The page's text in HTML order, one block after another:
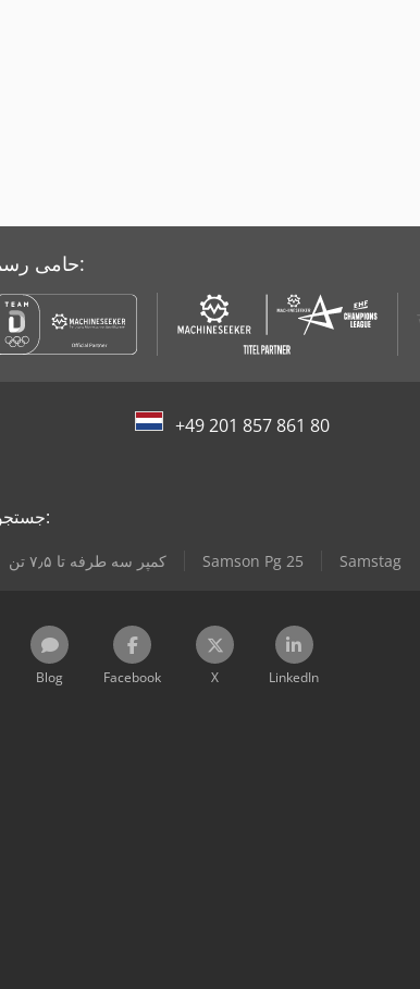
Machine-Seeker.ir حامی رسمی:
+49 201 857 861 80
جستجوهای فعلی ماشین‌آلات:
کمپر سه طرفه تا ۷٫۵ تن Samson Pg 25 Samstag
Blog Facebook X LinkedIn